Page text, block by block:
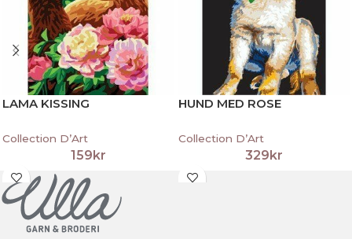
LAMA KISSING
Collection D’Art
159kr
HUND MED ROSE
Collection D’Art
329kr